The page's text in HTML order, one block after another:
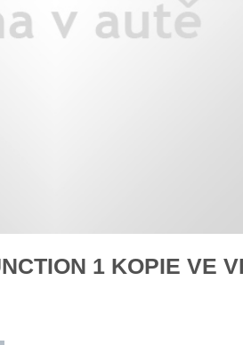
1 KOPIE VE
stručně o autosedačkách